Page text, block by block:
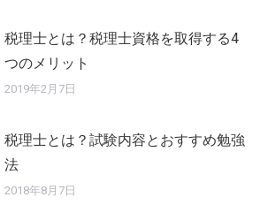
税理士とは？税理士資格を取得する4
つのメリット
2019年2月7日
税理士とは？試験内容とおすすめ勉強
法
2018年8月7日